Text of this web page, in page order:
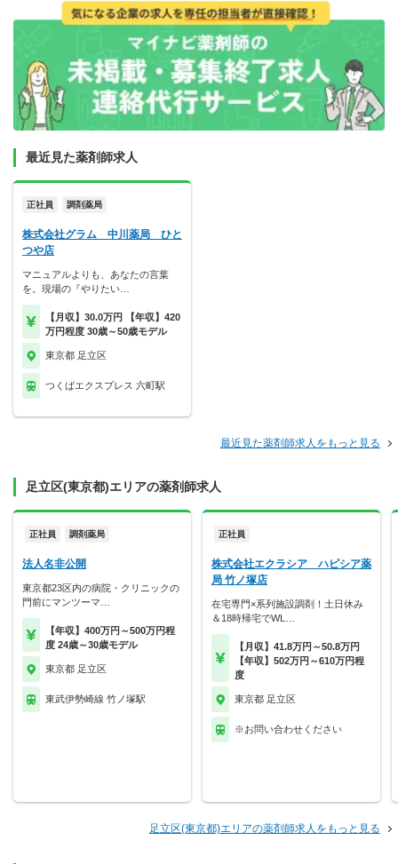
最近見た薬剤師求人
正社員 調剤薬局
株式会社グラム 中川薬局 ひと
つや店
マニュアルよりも、あなたの言葉
を。現場の『やりたい…
【月収】30.0万円 【年収】420
万円程度 30歳～50歳モデル
東京都 足立区
つくばエクスプレス 六町駅
最近見た薬剤師求人をもっと見る
足立区(東京都)エリアの薬剤師求人
正社員 調剤薬局
法人名非公開
東京都23区内の病院・クリニックの
門前にマンツーマ…
【年収】400万円～500万円程
度 24歳～30歳モデル
東京都 足立区
東武伊勢崎線 竹ノ塚駅
正社員
株式会社エクラシア ハピシア薬
局 竹ノ塚店
在宅専門×系列施設調剤！土日休み
＆18時帰宅でWL…
【月収】41.8万円～50.8万円
【年収】502万円～610万円程
度
東京都 足立区
※お問い合わせください
足立区(東京都)エリアの薬剤師求人をもっと見る